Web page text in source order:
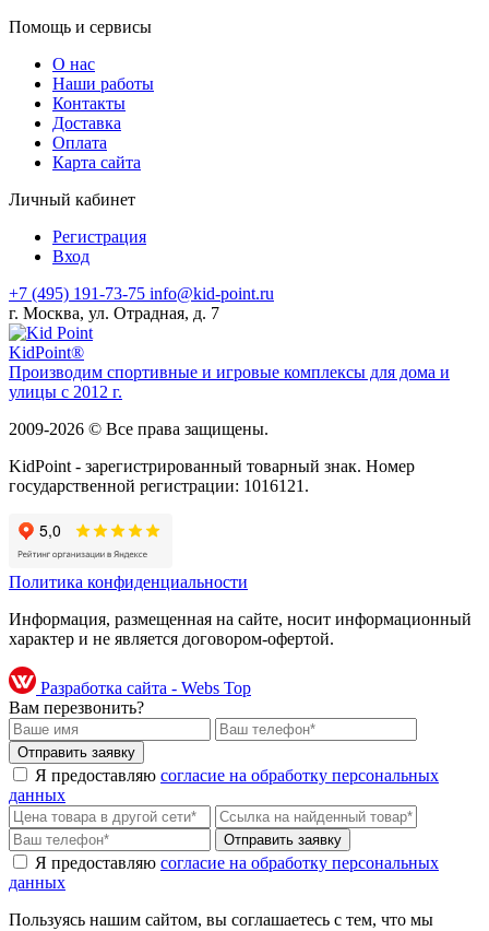
Помощь и сервисы
О нас
Наши работы
Контакты
Доставка
Оплата
Карта сайта
Личный кабинет
Регистрация
Вход
+7 (495) 191-73-75 info@kid-point.ru
г. Москва, ул. Отрадная, д. 7
KidPoint®
Производим спортивные и игровые комплексы для дома и
улицы с 2012 г.
2009-2026 © Все права защищены.
KidPoint - зарегистрированный товарный знак. Номер
государственной регистрации: 1016121.
Политика конфиденциальности
Информация, размещенная на сайте, носит информационный
характер и не является договором-офертой.
Разработка сайта - Webs Top
Вам перезвонить?
Я предоставляю согласие на обработку персональных
данных
Я предоставляю согласие на обработку персональных
данных
Пользуясь нашим сайтом, вы соглашаетесь с тем, что мы